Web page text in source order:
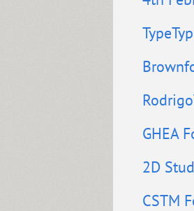
GHEA
2D
CSTM